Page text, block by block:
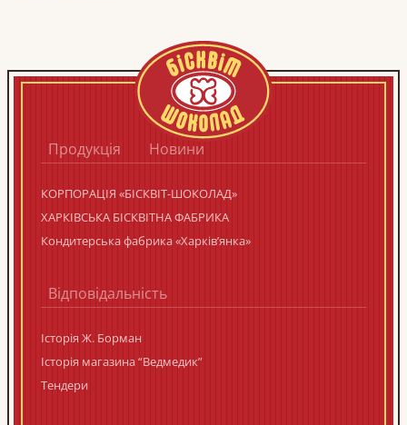
Продукція Новини
КОРПОРАЦIЯ «БIСКВIТ-ШОКОЛАД»
ХАРКІВСЬКА БІСКВІТНА ФАБРИКА
Кондитерська фабрика «Харків’янка»
Відповідальність
Історія Ж. Борман
Історія магазина “Ведмедик”
Тендери